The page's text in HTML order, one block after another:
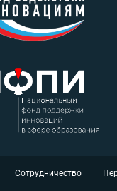
Сотрудничество